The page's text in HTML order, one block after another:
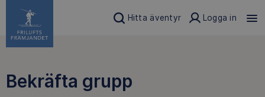
Hitta äventyr Logga in
Bekräfta grupp